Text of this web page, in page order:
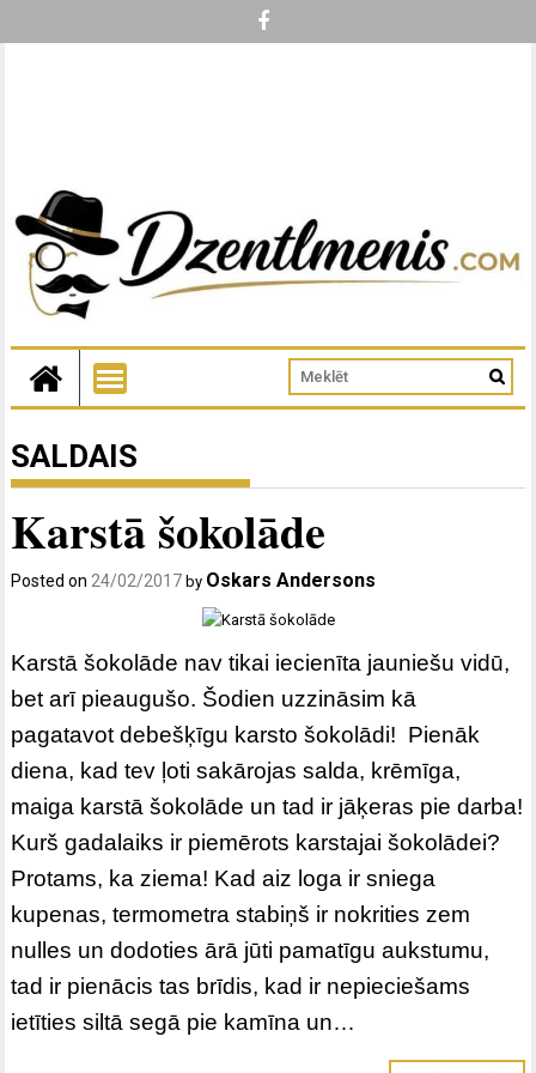
SALDAIS
Karstā šokolāde
Posted on24/02/2017 by Oskars Andersons
Karstā šokolāde nav tikai iecienīta jauniešu vidū,
bet arī pieaugušo. Šodien uzzināsim kā
pagatavot debešķīgu karsto šokolādi! Pienāk
diena, kad tev ļoti sakārojas salda, krēmīga,
maiga karstā šokolāde un tad ir jāķeras pie darba!
Kurš gadalaiks ir piemērots karstajai šokolādei?
Protams, ka ziema! Kad aiz loga ir sniega
kupenas, termometra stabiņš ir nokrities zem
nulles un dodoties ārā jūti pamatīgu aukstumu,
tad ir pienācis tas brīdis, kad ir nepieciešams
ietīties siltā segā pie kamīna un…